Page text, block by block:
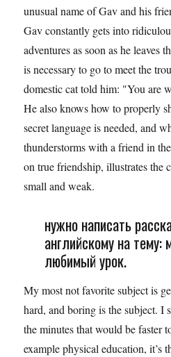
unusual name of Gav and his
Gav constantly gets into
adventures as soon as he leaves
is necessary to go to meet the
domestic cat told him: "You are
He also knows how to properly
secret language is needed, and
thunderstorms with a friend in
on true friendship, illustrates the
small and weak.
нужно написать
английскому на
любимый урок.
My most not favorite subject is
hard, and boring is the subject. I
the minutes that would be faster
example physical education, it’s